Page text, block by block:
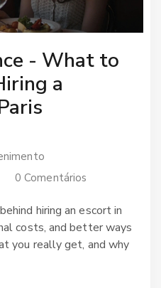
- What to
a
0 Comentários
hiring an escort in
costs, and better ways
you really get, and why